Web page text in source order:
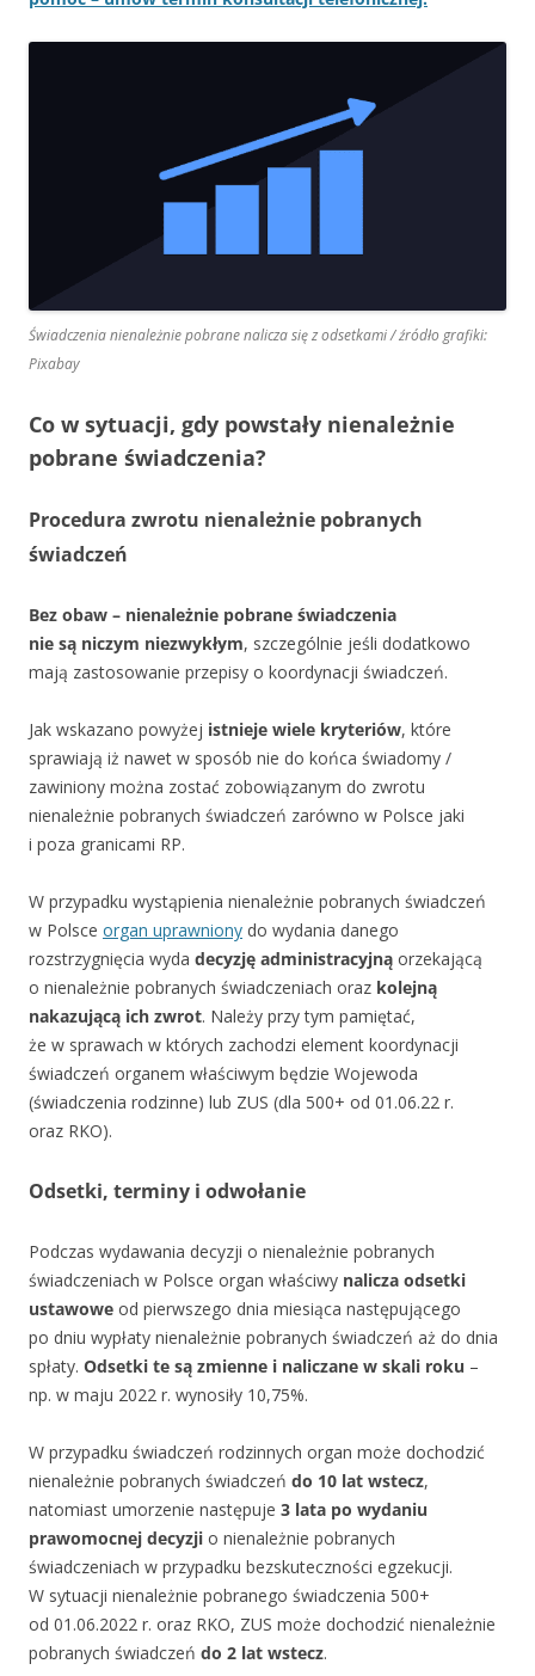
Świadczenia nienależnie pobrane nalicza się z odsetkami / źródło grafiki:
Pixabay
Co w sytuacji, gdy powstały nienależnie
pobrane świadczenia?
Procedura zwrotu nienależnie pobranych
świadczeń
Bez obaw – nienależnie pobrane świadczenia
nie są niczym niezwykłym, szczególnie jeśli dodatkowo
mają zastosowanie przepisy o koordynacji świadczeń.
Jak wskazano powyżej istnieje wiele kryteriów, które
sprawiają iż nawet w sposób nie do końca świadomy /
zawiniony można zostać zobowiązanym do zwrotu
nienależnie pobranych świadczeń zarówno w Polsce jaki
i poza granicami RP.
W przypadku wystąpienia nienależnie pobranych świadczeń
w Polsce organ uprawniony do wydania danego
rozstrzygnięcia wyda decyzję administracyjną orzekającą
o nienależnie pobranych świadczeniach oraz kolejną
nakazującą ich zwrot. Należy przy tym pamiętać,
że w sprawach w których zachodzi element koordynacji
świadczeń organem właściwym będzie Wojewoda
(świadczenia rodzinne) lub ZUS (dla 500+ od 01.06.22 r.
oraz RKO).
Odsetki, terminy i odwołanie
Podczas wydawania decyzji o nienależnie pobranych
świadczeniach w Polsce organ właściwy nalicza odsetki
ustawowe od pierwszego dnia miesiąca następującego
po dniu wypłaty nienależnie pobranych świadczeń aż do dnia
spłaty. Odsetki te są zmienne i naliczane w skali roku –
np. w maju 2022 r. wynosiły 10,75%.
W przypadku świadczeń rodzinnych organ może dochodzić
nienależnie pobranych świadczeń do 10 lat wstecz,
natomiast umorzenie następuje 3 lata po wydaniu
prawomocnej decyzji o nienależnie pobranych
świadczeniach w przypadku bezskuteczności egzekucji.
W sytuacji nienależnie pobranego świadczenia 500+
od 01.06.2022 r. oraz RKO, ZUS może dochodzić nienależnie
pobranych świadczeń do 2 lat wstecz.